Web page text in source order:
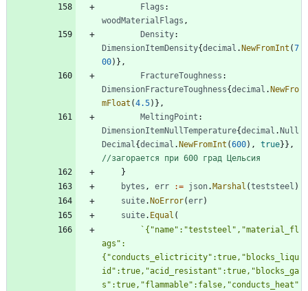
Flags :
woodMaterialFlags ,
Density:
DimensionItemDensity{decimal . NewFromInt (7
00) } ,
FractureToughness :
DimensionFractureToughness{decimal . NewFro
mFloat (4.5) } ,
MeltingPoint :
DimensionItemNullTemperature{decimal . Null
Decimal{decimal . NewFromInt (600) , true} } ,
//загорается при 600 град Цельсия
}
bytes , err := json. Marshal (teststeel )
suite. NoError(err)
suite. Equal (
` { "name":"teststeel","material_fl
ags":
{ "conducts_elictricity":true,"blocks_liqu
id":true,"acid_resistant":true,"blocks_ga
s":true,"flammable":false,"conducts_heat"